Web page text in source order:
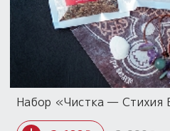
Набор «Чистка — Стихия